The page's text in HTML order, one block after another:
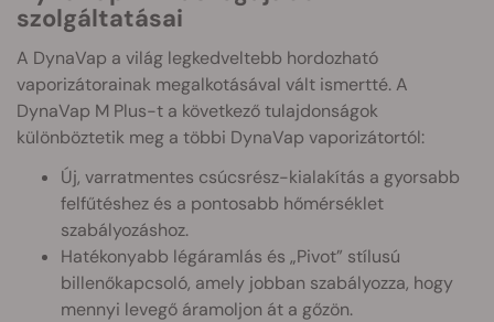
szolgáltatásai
A DynaVap a világ legkedveltebb hordozható
vaporizátorainak megalkotásával vált ismertté. A
DynaVap M Plus-t a következő tulajdonságok
különböztetik meg a többi DynaVap vaporizátortól:
Új, varratmentes csúcsrész-kialakítás a gyorsabb
felfűtéshez és a pontosabb hőmérséklet
szabályozáshoz.
Hatékonyabb légáramlás és „Pivot” stílusú
billenőkapcsoló, amely jobban szabályozza, hogy
mennyi levegő áramoljon át a gőzön.